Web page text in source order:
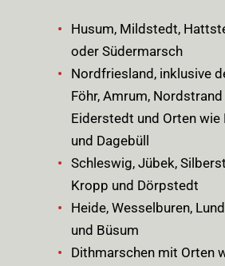
Husum, Mildstedt,
oder Südermarsch
Nordfriesland, inklusive
Föhr, Amrum,
Eiderstedt und Orten wie
und Dagebüll
Schleswig, Jübek,
Kropp und Dörpstedt
Heide, Wesselburen,
und Büsum
Dithmarschen mit Orten